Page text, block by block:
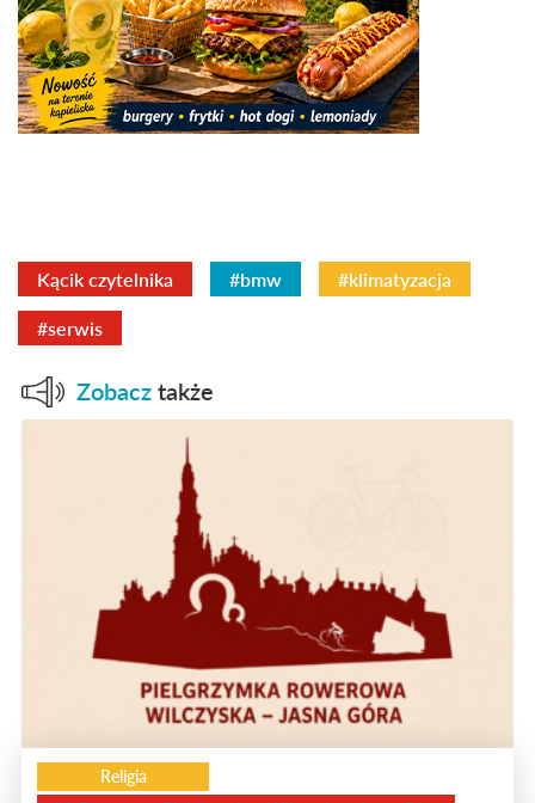
Kącik czytelnika #bmw #klimatyzacja
#serwis
Zobacz także
Religia